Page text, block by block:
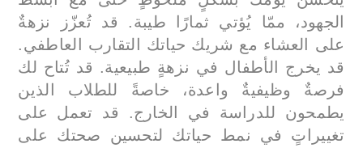
الجهود، ممّا يُؤتي ثمارًا طيبة. قد تُعزّز نزهةٌ
على العشاء مع شريك حياتك التقارب العاطفي.
قد يخرج الأطفال في نزهةٍ طبيعية. قد تُتاح لك
فرصةٌ وظيفيةٌ واعدة، خاصةً للطلاب الذين
يطمحون للدراسة في الخارج. قد تعمل على
تغييراتٍ في نمط حياتك لتحسين صحتك على